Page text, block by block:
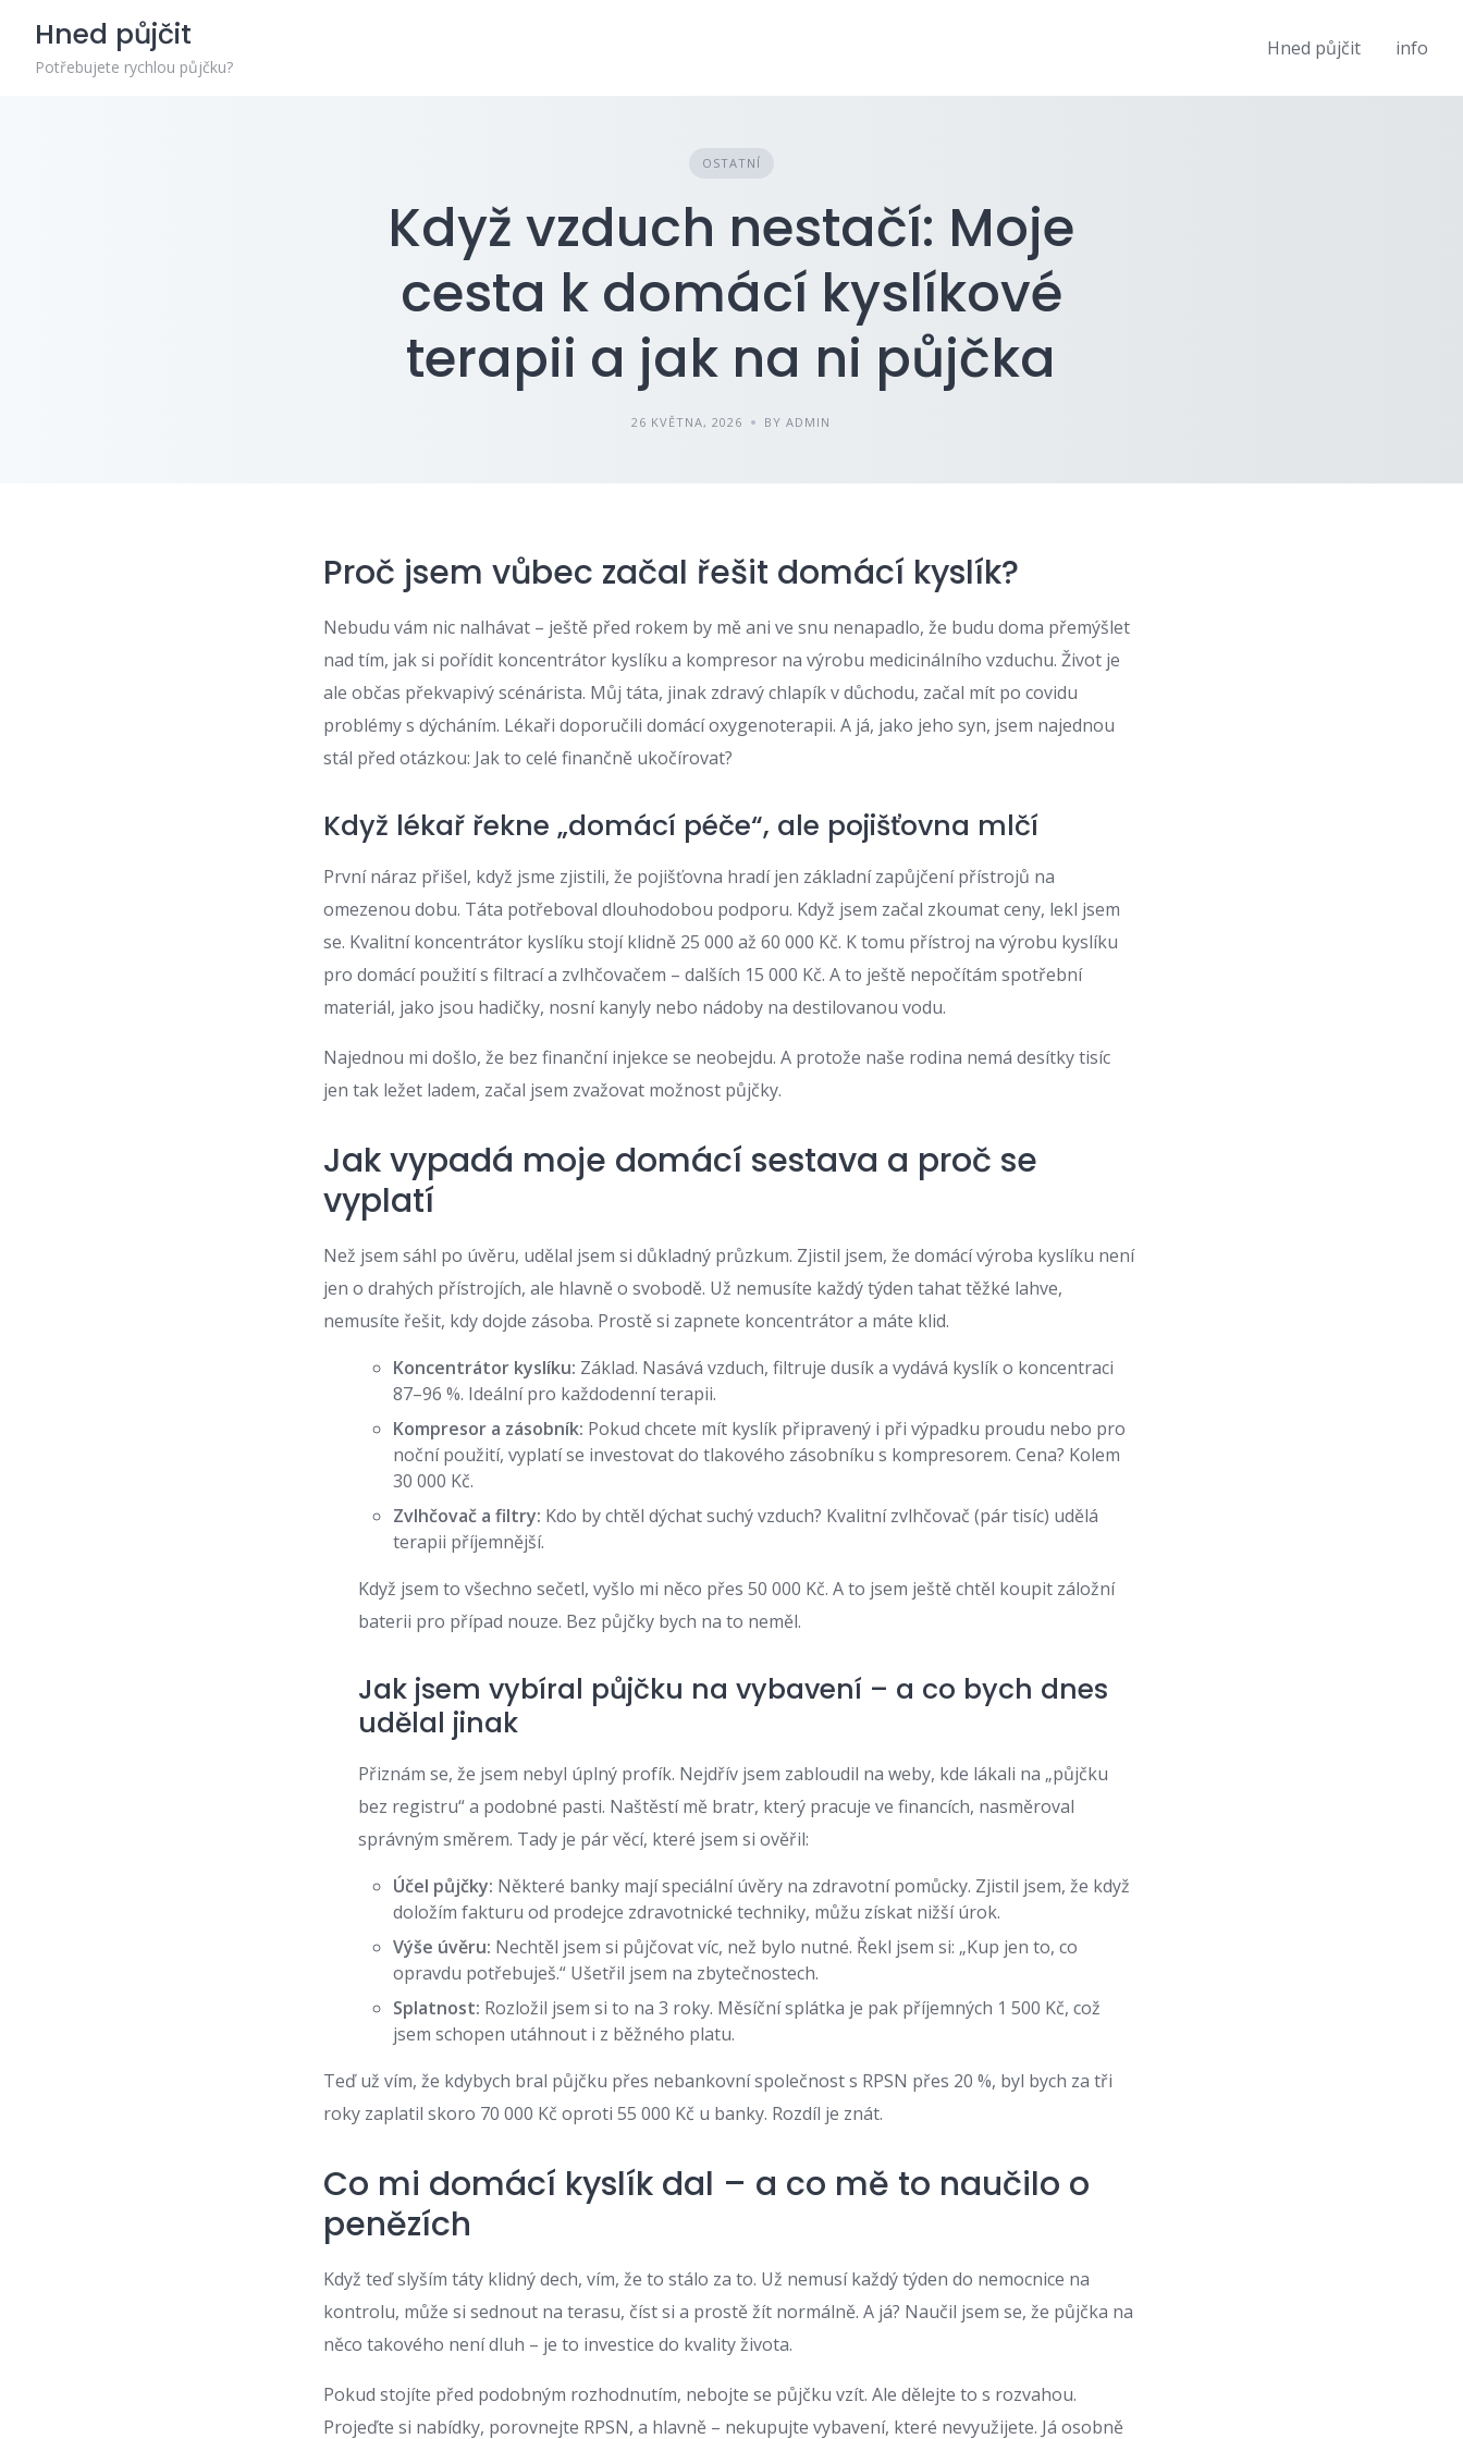
content
Hned půjčit
Potřebujete rychlou půjčku?
Hned půjčit info
OSTATNÍ
Když vzduch nestačí: Moje
cesta k domácí kyslíkové
terapii a jak na ni půjčka
26 KVĚTNA, 2026 BY ADMIN
Proč jsem vůbec začal řešit domácí kyslík?
Nebudu vám nic nalhávat – ještě před rokem by mě ani ve snu nenapadlo, že budu doma přemýšlet
nad tím, jak si pořídit koncentrátor kyslíku a kompresor na výrobu medicinálního vzduchu. Život je
ale občas překvapivý scénárista. Můj táta, jinak zdravý chlapík v důchodu, začal mít po covidu
problémy s dýcháním. Lékaři doporučili domácí oxygenoterapii. A já, jako jeho syn, jsem najednou
stál před otázkou: Jak to celé finančně ukočírovat?
Když lékař řekne „domácí péče“, ale pojišťovna mlčí
První náraz přišel, když jsme zjistili, že pojišťovna hradí jen základní zapůjčení přístrojů na
omezenou dobu. Táta potřeboval dlouhodobou podporu. Když jsem začal zkoumat ceny, lekl jsem
se. Kvalitní koncentrátor kyslíku stojí klidně 25 000 až 60 000 Kč. K tomu přístroj na výrobu kyslíku
pro domácí použití s filtrací a zvlhčovačem – dalších 15 000 Kč. A to ještě nepočítám spotřební
materiál, jako jsou hadičky, nosní kanyly nebo nádoby na destilovanou vodu.
Najednou mi došlo, že bez finanční injekce se neobejdu. A protože naše rodina nemá desítky tisíc
jen tak ležet ladem, začal jsem zvažovat možnost půjčky.
Jak vypadá moje domácí sestava a proč se
vyplatí
Než jsem sáhl po úvěru, udělal jsem si důkladný průzkum. Zjistil jsem, že domácí výroba kyslíku není
jen o drahých přístrojích, ale hlavně o svobodě. Už nemusíte každý týden tahat těžké lahve,
nemusíte řešit, kdy dojde zásoba. Prostě si zapnete koncentrátor a máte klid.
Koncentrátor kyslíku: Základ. Nasává vzduch, filtruje dusík a vydává kyslík o koncentraci
87–96 %. Ideální pro každodenní terapii.
Kompresor a zásobník: Pokud chcete mít kyslík připravený i při výpadku proudu nebo pro
noční použití, vyplatí se investovat do tlakového zásobníku s kompresorem. Cena? Kolem
30 000 Kč.
Zvlhčovač a filtry: Kdo by chtěl dýchat suchý vzduch? Kvalitní zvlhčovač (pár tisíc) udělá
terapii příjemnější.
Když jsem to všechno sečetl, vyšlo mi něco přes 50 000 Kč. A to jsem ještě chtěl koupit záložní
baterii pro případ nouze. Bez půjčky bych na to neměl.
Jak jsem vybíral půjčku na vybavení – a co bych dnes
udělal jinak
Přiznám se, že jsem nebyl úplný profík. Nejdřív jsem zabloudil na weby, kde lákali na „půjčku
bez registru“ a podobné pasti. Naštěstí mě bratr, který pracuje ve financích, nasměroval
správným směrem. Tady je pár věcí, které jsem si ověřil:
Účel půjčky: Některé banky mají speciální úvěry na zdravotní pomůcky. Zjistil jsem, že když
doložím fakturu od prodejce zdravotnické techniky, můžu získat nižší úrok.
Výše úvěru: Nechtěl jsem si půjčovat víc, než bylo nutné. Řekl jsem si: „Kup jen to, co
opravdu potřebuješ.“ Ušetřil jsem na zbytečnostech.
Splatnost: Rozložil jsem si to na 3 roky. Měsíční splátka je pak příjemných 1 500 Kč, což
jsem schopen utáhnout i z běžného platu.
Teď už vím, že kdybych bral půjčku přes nebankovní společnost s RPSN přes 20 %, byl bych za tři
roky zaplatil skoro 70 000 Kč oproti 55 000 Kč u banky. Rozdíl je znát.
Co mi domácí kyslík dal – a co mě to naučilo o
penězích
Když teď slyším táty klidný dech, vím, že to stálo za to. Už nemusí každý týden do nemocnice na
kontrolu, může si sednout na terasu, číst si a prostě žít normálně. A já? Naučil jsem se, že půjčka na
něco takového není dluh – je to investice do kvality života.
Pokud stojíte před podobným rozhodnutím, nebojte se půjčku vzít. Ale dělejte to s rozvahou.
Projeďte si nabídky, porovnejte RPSN, a hlavně – nekupujte vybavení, které nevyužijete. Já osobně